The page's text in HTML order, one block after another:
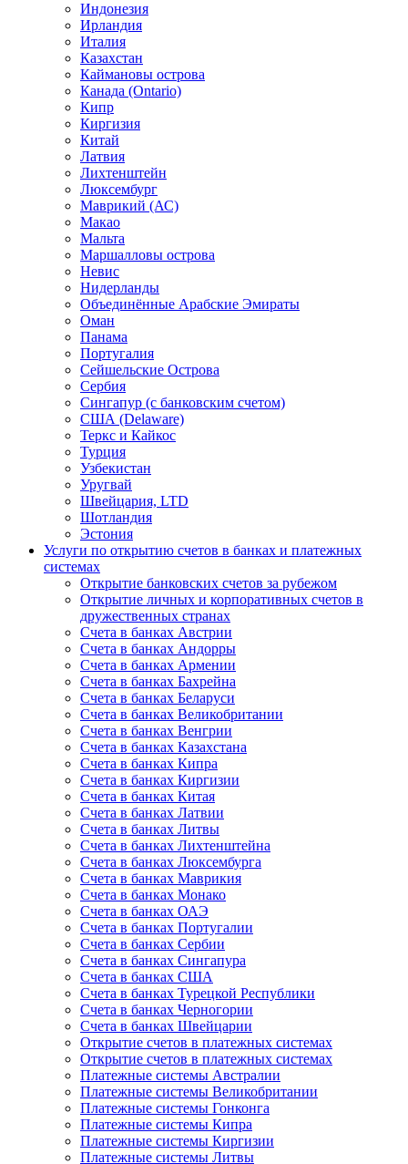
Индонезия
Ирландия
Италия
Казахстан
Каймановы острова
Канада (Ontario)
Кипр
Киргизия
Китай
Латвия
Лихтенштейн
Люксембург
Маврикий (АС)
Макао
Мальта
Маршалловы острова
Нeвис
Нидерланды
Объединённые Арабские Эмираты
Оман
Панама
Португалия
Сейшельские Острова
Сербия
Сингапур (c банковским счетом)
США (Delaware)
Теркс и Кайкос
Турция
Узбекистан
Уругвай
Швейцария, LTD
Шотландия
Эстония
Услуги по открытию счетов в банках и платежных
системах
Открытие банковских счетов за рубежом
Открытие личных и корпоративных счетов в
дружественных странах
Счета в банках Австрии
Счета в банках Андорры
Счета в банках Армении
Счета в банках Бахрейна
Счета в банках Беларуси
Счета в банках Великобритании
Счета в банках Венгрии
Счета в банках Казахстана
Счета в банках Кипра
Счета в банках Киргизии
Счета в банках Китая
Счета в банках Латвии
Счета в банках Литвы
Счета в банках Лихтенштейна
Счета в банках Люксембурга
Счета в банках Маврикия
Счета в банках Монако
Счета в банках ОАЭ
Счета в банках Португалии
Счета в банках Сербии
Счета в банках Сингапура
Счета в банках США
Счета в банках Турецкой Республики
Счета в банках Черногории
Счета в банках Швейцарии
Открытие счетов в платежных системах
Открытие счетов в платежных системах
Платежные системы Австралии
Платежные системы Великобритании
Платежные системы Гонконга
Платежные системы Кипра
Платежные системы Киргизии
Платежные системы Литвы